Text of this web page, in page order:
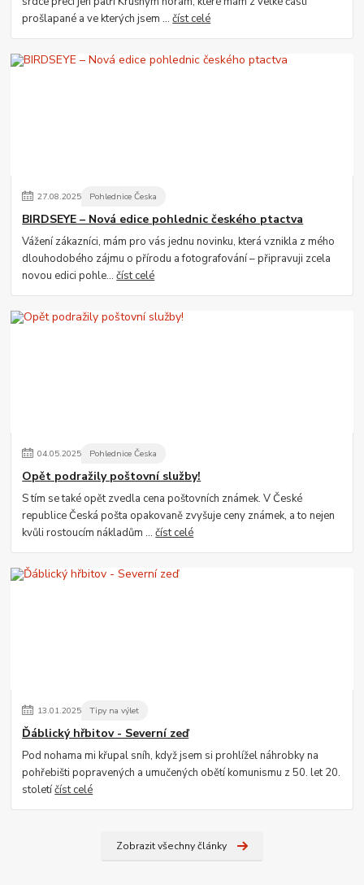
prošlapané a ve kterých jsem ...číst celé
27.08.2025 Pohlednice Česka
BIRDSEYE – Nová edice pohlednic českého ptactva
Vážení zákazníci, mám pro vás jednu novinku, která vznikla z mého
dlouhodobého zájmu o přírodu a fotografování – připravuji zcela
novou edici pohle...číst celé
04.05.2025 Pohlednice Česka
Opět podražily poštovní služby!
S tím se také opět zvedla cena poštovních známek. V České
republice Česká pošta opakovaně zvyšuje ceny známek, a to nejen
kvůli rostoucím nákladům ...číst celé
13.01.2025 Tipy na výlet
Ďáblický hřbitov - Severní zeď
Pod nohama mi křupal sníh, když jsem si prohlížel náhrobky na
pohřebišti popravených a umučených obětí komunismu z 50. let 20.
stoletíčíst celé
Zobrazit všechny články